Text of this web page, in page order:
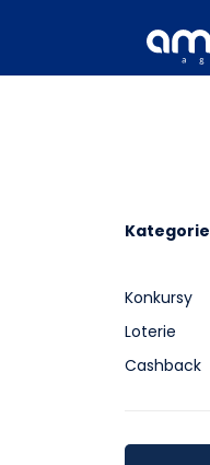
Kategorie
Konkursy
Loterie
Cashback